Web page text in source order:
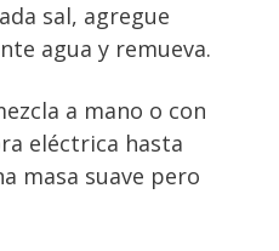
sal, agregue
agua y remueva.
a mano o con
eléctrica hasta
masa suave pero